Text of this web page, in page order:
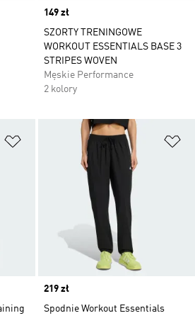
Price
149 zł
SZORTY TRENINGOWE
WORKOUT ESSENTIALS BASE 3
STRIPES WOVEN
Męskie Performance
2 kolory
Dodaj do listy życzeń
Price
219 zł
Spodnie Workout Essentials